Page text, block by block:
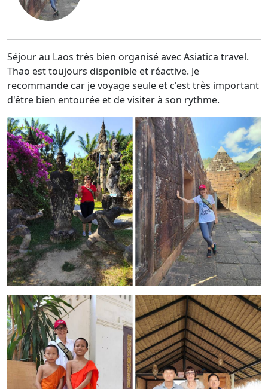
Séjour au Laos très bien organisé avec Asiatica travel.
Thao est toujours disponible et réactive. Je
recommande car je voyage seule et c'est très important
d'être bien entourée et de visiter à son rythme.